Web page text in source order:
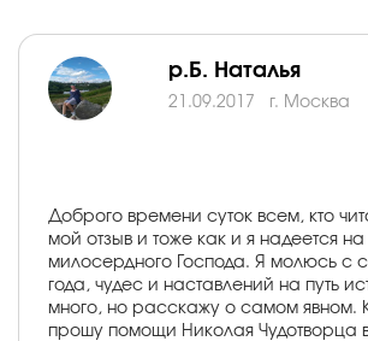
р.Б. Наталья
21.09.2017 г. Москва
Доброго времени суток всем, кто
мой отзыв и тоже как и я надеется
милосердного Господа. Я молюсь с
года, чудес и наставлений на путь
много, но расскажу о самом явном.
прошу помощи Николая Чудотворца